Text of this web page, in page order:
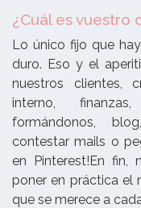
¿Cuál es vuestro
Lo único fijo que
duro. Eso y el
nuestros clientes,
interno,
formándonos,
contestar mails o
en Pinterest!En fin,
poner en práctica el
que se merece a